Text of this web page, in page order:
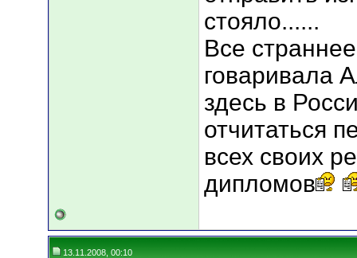
стояло......
Все
говаривала
здесь в
отчитаться
всех своих
дипломов
13.11.2008, 00:10